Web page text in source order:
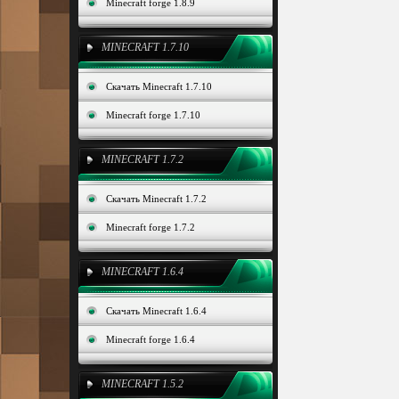
Minecraft forge 1.8.9
MINECRAFT 1.7.10
Скачать Minecraft 1.7.10
Minecraft forge 1.7.10
MINECRAFT 1.7.2
Скачать Minecraft 1.7.2
Minecraft forge 1.7.2
MINECRAFT 1.6.4
Скачать Minecraft 1.6.4
Minecraft forge 1.6.4
MINECRAFT 1.5.2